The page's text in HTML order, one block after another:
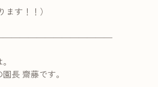
ます！！）
長 齋藤です。